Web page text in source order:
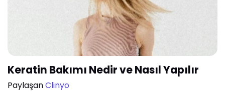
Keratin Bakımı Nedir ve Nasıl Yapılır
PaylaşanClinyo